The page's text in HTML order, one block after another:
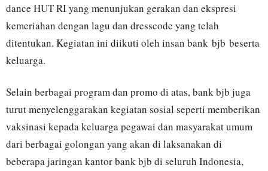
dance HUT RI yang menunjukan gerakan dan ekspresi
kemeriahan dengan lagu dan dresscode yang telah
ditentukan. Kegiatan ini diikuti oleh insan bank bjb beserta
keluarga.
Selain berbagai program dan promo di atas, bank bjb juga
turut menyelenggarakan kegiatan sosial seperti memberikan
vaksinasi kepada keluarga pegawai dan masyarakat umum
dari berbagai golongan yang akan di laksanakan di
beberapa jaringan kantor bank bjb di seluruh Indonesia,